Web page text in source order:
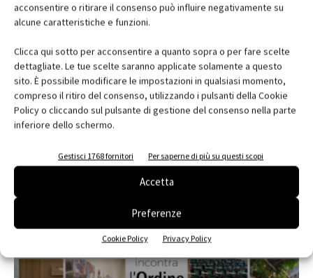
acconsentire o ritirare il consenso può influire negativamente su
alcune caratteristiche e funzioni.
Clicca qui sotto per acconsentire a quanto sopra o per fare scelte
dettagliate. Le tue scelte saranno applicate solamente a questo
sito. È possibile modificare le impostazioni in qualsiasi momento,
compreso il ritiro del consenso, utilizzando i pulsanti della Cookie
Policy o cliccando sul pulsante di gestione del consenso nella parte
inferiore dello schermo.
Gestisci 1768 fornitori Per saperne di più su questi scopi
Accetta
Preferenze
Cookie Policy Privacy Policy
Abbonati e regala
Iscriviti alla newsletter